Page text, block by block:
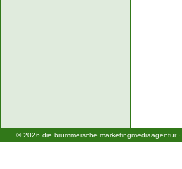
© 2026 die brümmersche marketingmediaagentur·